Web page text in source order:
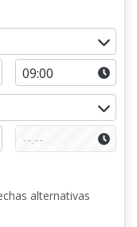
alternativas